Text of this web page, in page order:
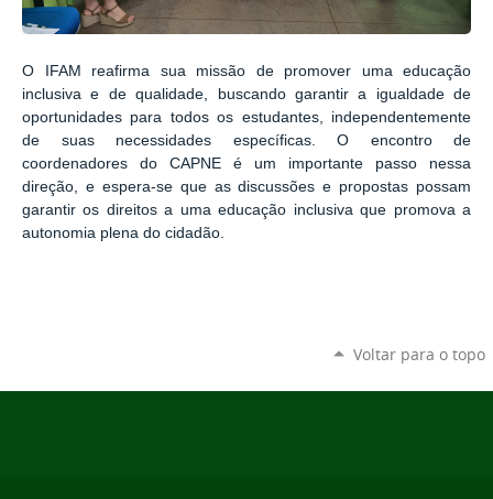
O IFAM reafirma sua missão de promover uma educação
inclusiva e de qualidade, buscando garantir a igualdade de
oportunidades para todos os estudantes, independentemente
de suas necessidades específicas. O encontro de
coordenadores do CAPNE é um importante passo nessa
direção, e espera-se que as discussões e propostas possam
garantir os direitos a uma educação inclusiva que promova a
autonomia plena do cidadão.
Voltar para o topo